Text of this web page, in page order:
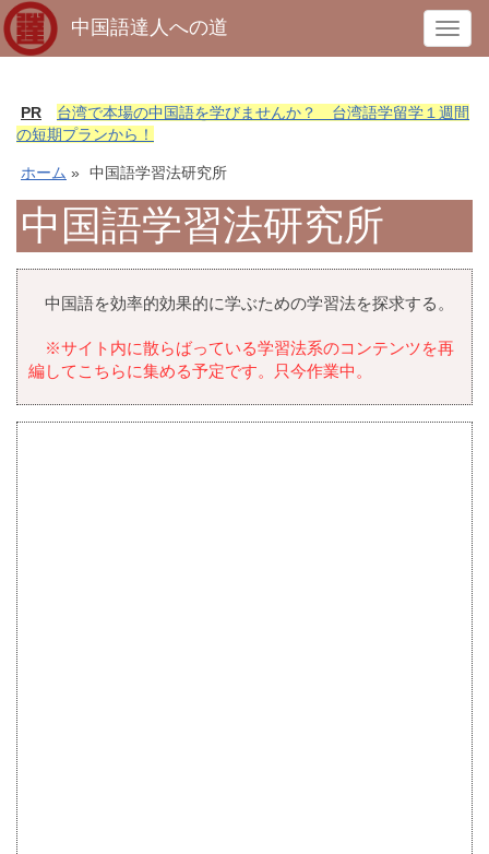
T
o
g
i
i
n
中国語達人への道
PR
台湾で本場の中国語を学びませんか？ 台湾語学留学１週間
の短期プランから！
ホーム » 中国語学習法研究所
中国語学習法研究所
中国語を効率的効果的に学ぶための学習法を探求する。
※サイト内に散らばっている学習法系のコンテンツを再
編してこちらに集める予定です。只今作業中。